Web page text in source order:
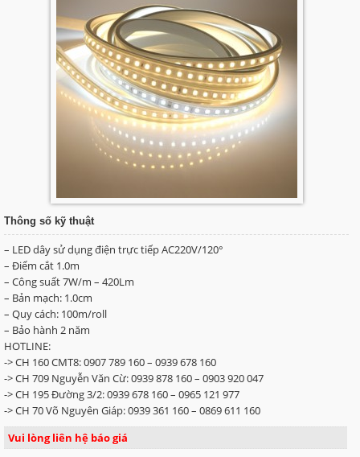
Thông số kỹ thuật
– LED dây sử dụng điện trực tiếp AC220V/120°
– Điểm cắt 1.0m
– Công suất 7W/m – 420Lm
– Bản mạch: 1.0cm
– Quy cách: 100m/roll
– Bảo hành 2 năm
HOTLINE:
-> CH 160 CMT8: 0907 789 160 – 0939 678 160
-> CH 709 Nguyễn Văn Cừ: 0939 878 160 – 0903 920 047
-> CH 195 Đường 3/2: 0939 678 160 – 0965 121 977
-> CH 70 Võ Nguyên Giáp: 0939 361 160 – 0869 611 160
Vui lòng liên hệ báo giá